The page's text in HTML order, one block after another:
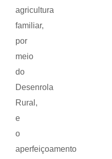
agricultura
familiar,
por
meio
do
Desenrola
Rural,
e
o
aperfeiçoamento